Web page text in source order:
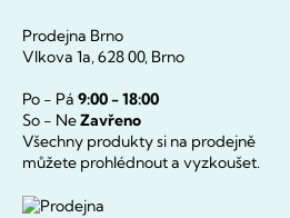
Prodejna Brno
Vlkova 1a, 628 00, Brno
Po - Pá 9:00 - 18:00
So - NeZavřeno
Všechny produkty si na prodejně
můžete prohlédnout a vyzkoušet.